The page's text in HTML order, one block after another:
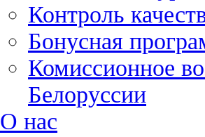
Контроль
Бонусная
Комиссионное
Белоруссии
О нас